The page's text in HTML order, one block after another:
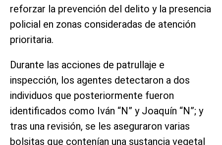
reforzar la prevención del delito y la presencia
policial en zonas consideradas de atención
prioritaria.
Durante las acciones de patrullaje e
inspección, los agentes detectaron a dos
individuos que posteriormente fueron
identificados como Iván “N” y Joaquín “N”; y
tras una revisión, se les aseguraron varias
bolsitas que contenían una sustancia vegetal